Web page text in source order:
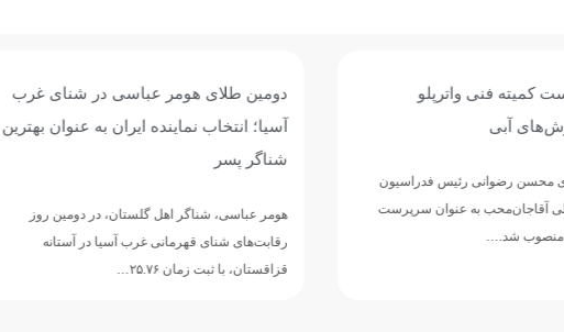
کمیته فنی واترپلو
آبی
رضوانی رئیس فدراسیون
آقاجان‌محب به عنوان سرپرست
منصوب شد.…
دومین طلای هومر عباسی در شنای غرب
آسیا؛ انتخاب نماینده ایران به عنوان بهترین
شناگر پسر
هومر عباسی، شناگر اهل گلستان، در دومین روز
رقابت‌های شنای قهرمانی غرب آسیا در آستانه
قزاقستان، با ثبت زمان ۲۵.۷۶…